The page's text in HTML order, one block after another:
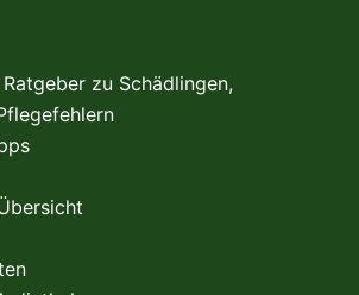
zu Schädlingen,